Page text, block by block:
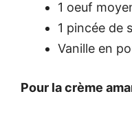
1 oeuf
1 pincée de
Vanille en
Pour la crème